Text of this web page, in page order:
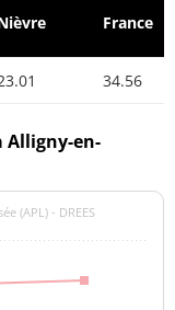
France
34.56
Alligny-en-
(APL) - DREES